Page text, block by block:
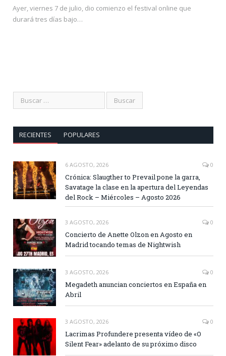
Ayer, viernes 7 de julio, dio comienzo el festival online que
durará tres días bajo…
RECIENTES POPULARES
6 AGOSTO, 2026 0
Crónica: Slaugther to Prevail pone la garra,
Savatage la clase en la apertura del Leyendas
del Rock – Miércoles – Agosto 2026
3 AGOSTO, 2026 0
Concierto de Anette Olzon en Agosto en
Madrid tocando temas de Nightwish
3 AGOSTO, 2026 0
Megadeth anuncian conciertos en España en
Abril
3 AGOSTO, 2026 0
Lacrimas Profundere presenta vídeo de «O
Silent Fear» adelanto de su próximo disco